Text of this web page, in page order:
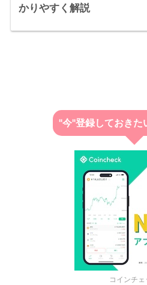
かりやすく解説
"今"登録しておきた
コインチェ